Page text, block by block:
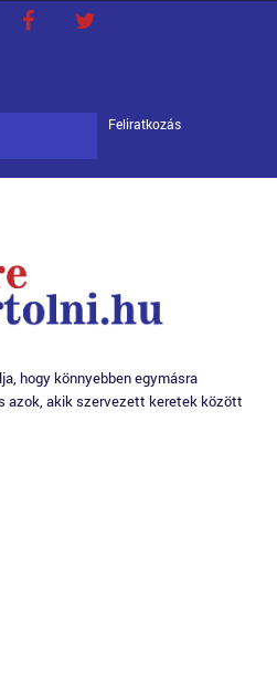
Feliratkozás
hogy könnyebben egymásra
azok, akik szervezett keretek között